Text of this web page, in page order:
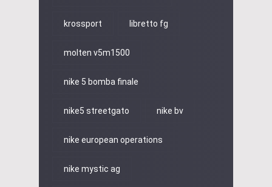
krossport libretto fg
molten v5m1500
nike 5 bomba finale
nike5 streetgato nike bv
nike european operations
nike mystic ag